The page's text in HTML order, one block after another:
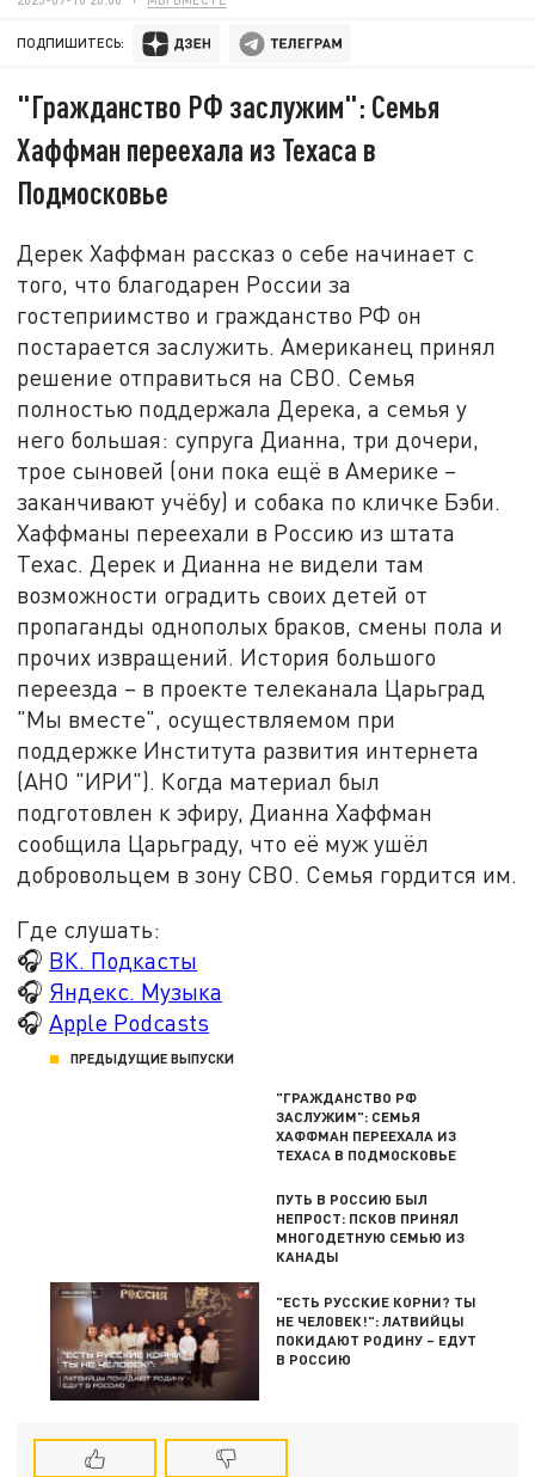
ПОДПИШИТЕСЬ:
"Гражданство РФ заслужим": Семья
Хаффман переехала из Техаса в
Подмосковье
Дерек Хаффман рассказ о себе начинает с
того, что благодарен России за
гостеприимство и гражданство РФ он
постарается заслужить. Американец принял
решение отправиться на СВО. Семья
полностью поддержала Дерека, а семья у
него большая: супруга Дианна, три дочери,
трое сыновей (они пока ещё в Америке –
заканчивают учёбу) и собака по кличке Бэби.
Хаффманы переехали в Россию из штата
Техас. Дерек и Дианна не видели там
возможности оградить своих детей от
пропаганды однополых браков, смены пола и
прочих извращений. История большого
переезда – в проекте телеканала Царьград
"Мы вместе", осуществляемом при
поддержке Института развития интернета
(АНО "ИРИ"). Когда материал был
подготовлен к эфиру, Дианна Хаффман
сообщила Царьграду, что её муж ушёл
добровольцем в зону СВО. Семья гордится им.
Где слушать:
🎧 ВК. Подкасты
🎧 Яндекс. Музыка
🎧 Apple Podcasts
ПРЕДЫДУЩИЕ ВЫПУСКИ
"ГРАЖДАНСТВО РФ
ЗАСЛУЖИМ": СЕМЬЯ
ХАФФМАН ПЕРЕЕХАЛА ИЗ
ТЕХАСА В ПОДМОСКОВЬЕ
ПУТЬ В РОССИЮ БЫЛ
НЕПРОСТ: ПСКОВ ПРИНЯЛ
МНОГОДЕТНУЮ СЕМЬЮ ИЗ
КАНАДЫ
"ЕСТЬ РУССКИЕ КОРНИ? ТЫ
НЕ ЧЕЛОВЕК!": ЛАТВИЙЦЫ
ПОКИДАЮТ РОДИНУ – ЕДУТ
В РОССИЮ